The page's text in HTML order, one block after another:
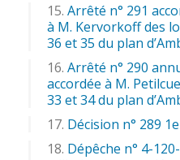
Arrêté n° 291
à M. Kervorkoff des
36 et 35 du plan
Arrêté n° 290
accordée à M.
33 et 34 du plan
Décision n° 289
Dépêche n° 4-